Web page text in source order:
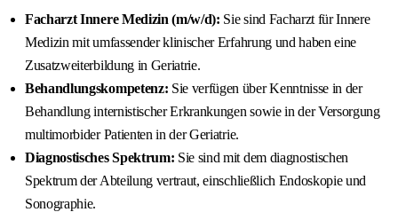
Facharzt Innere Medizin (m/w/d): Sie sind Facharzt für Innere
Medizin mit umfassender klinischer Erfahrung und haben eine
Zusatzweiterbildung in Geriatrie.
Behandlungskompetenz: Sie verfügen über Kenntnisse in der
Behandlung internistischer Erkrankungen sowie in der Versorgung
multimorbider Patienten in der Geriatrie.
Diagnostisches Spektrum: Sie sind mit dem diagnostischen
Spektrum der Abteilung vertraut, einschließlich Endoskopie und
Sonographie.